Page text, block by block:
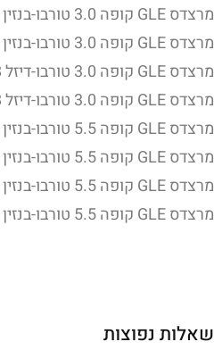
מרצדס GLE קופה 3.0 טורבו-בנזין 333 כ”ס GLE400 Exclusive שנות ייצור: 2015, 2016, 2017, 2018, 2019
מרצדס GLE קופה 3.0 טורבו-בנזין 367 כ”ס GLE450 AMG שנות ייצור: 2015, 2016, 2017, 2018, 2019
מרצדס GLE קופה 3.0 טורבו-דיזל 258 כ”ס GLE350d AMG שנות ייצור: 2015, 2016, 2017, 2018, 2019
מרצדס GLE קופה 3.0 טורבו-דיזל 258 כ”ס GLE350d Exclusive שנות ייצור: 2015, 2016, 2017, 2018, 2019
מרצדס GLE קופה 5.5 טורבו-בנזין 557 כ”ס GLE63 שנות ייצור: 2018, 2019
מרצדס GLE קופה 5.5 טורבו-בנזין 557 כ”ס GLE63 AMG שנות ייצור: 2015, 2016, 2017
מרצדס GLE קופה 5.5 טורבו-בנזין 585 כ”ס GLE63 AMG S שנות ייצור: 2016, 2017
מרצדס GLE קופה 5.5 טורבו-בנזין 585 כ”ס GLE63 S שנות ייצור: 2015, 2018, 2019
שאלות נפוצות